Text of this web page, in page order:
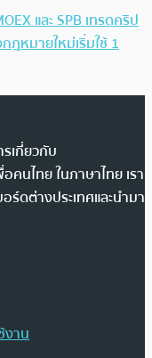
และ SPB เทรดคริป
หมายใหม่เริ่มใช้ 1
เกี่ยวกับ
คนไทย ในภาษาไทย เรา
ร์ดต่างประเทศและนำมา
งาน